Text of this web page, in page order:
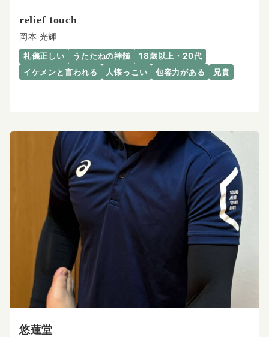
relief touch
岡本 光輝
礼儀正しい うたたねの神髄
18歳以上・20代
イケメンと言われる
人懐っこい 包容力がある 兄貴
悠蓮堂